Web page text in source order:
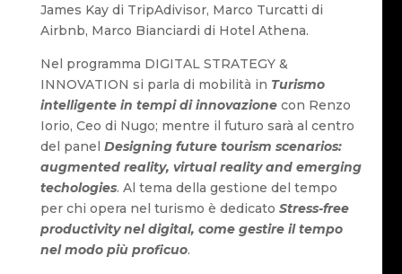
James Kay di TripAdivisor, Marco Turcatti di
Airbnb, Marco Bianciardi di Hotel Athena.
Nel programma DIGITAL STRATEGY &
INNOVATION si parla di mobilità in Turismo
intelligente in tempi di innovazionecon Renzo
Iorio, Ceo di Nugo; mentre il futuro sarà al centro
del panel Designing future tourism scenarios:
augmented reality, virtual reality and emerging
techologies. Al tema della gestione del tempo
per chi opera nel turismo è dedicato Stress-free
productivity nel digital, come gestire il tempo
nel modo più proficuo.